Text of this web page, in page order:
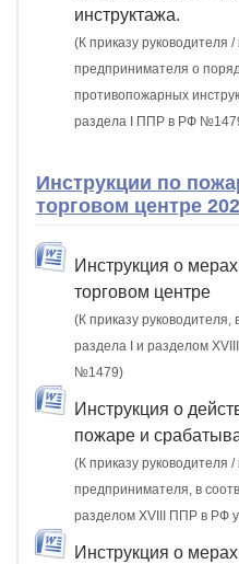
инструктажа.
(К приказу руководителя
предпринимателя о
противопожарных
раздела I ППР в РФ
Инструкции по
торговом центре
Инструкция о
торговом центре
(К приказу руководителя,
раздела I и разделом
№1479)
Инструкция о
пожаре и
(К приказу руководителя
предпринимателя, в
разделом XVIII ППР в РФ
Инструкция о